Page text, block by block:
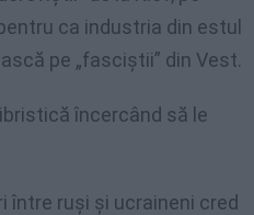
ca industria din estul
pe „fasciştii” din Vest.
încercând să le
între ruşi şi ucraineni cred